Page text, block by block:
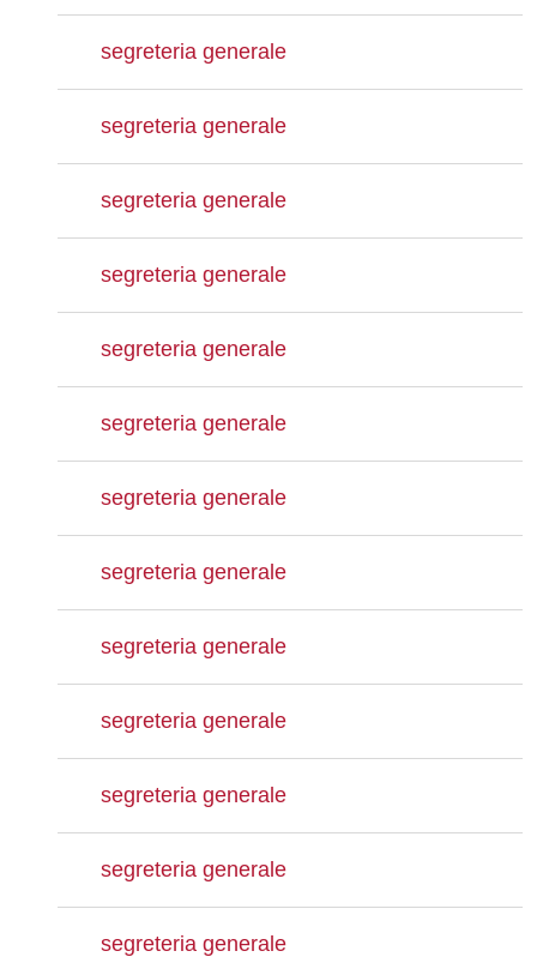
segreteria generale
segreteria generale
segreteria generale
segreteria generale
segreteria generale
segreteria generale
segreteria generale
segreteria generale
segreteria generale
segreteria generale
segreteria generale
segreteria generale
segreteria generale